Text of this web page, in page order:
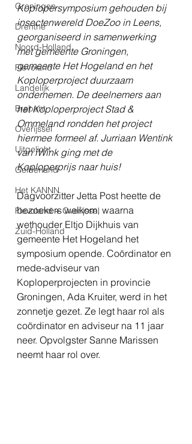
Groningen
Drenthe
Noord-Holland
Flevoland
Landelijk
Brabant
Overijssel
Uitgelicht
Gelderland
Het KANNN
Flevoland + Overijssel
Zuid-Holland
Koplopersymposium gehouden bij
insectenwereld DoeZoo in Leens,
georganiseerd in samenwerking
met gemeente Groningen,
gemeente Het Hogeland en het
Koploperproject duurzaam
ondernemen. De deelnemers aan
het Koploperproject Stad &
Ommeland rondden het project
hiermee formeel af. Jurriaan Wentink
van iWink ging met de
Koploperprijs naar huis!
Dagvoorzitter Jetta Post heette de
bezoekers welkom, waarna
wethouder Eltjo Dijkhuis van
gemeente Het Hogeland het
symposium opende. Coördinator en
mede-adviseur van
Koploperprojecten in provincie
Groningen, Ada Kruiter, werd in het
zonnetje gezet. Ze legt haar rol als
coördinator en adviseur na 11 jaar
neer. Opvolgster Sanne Marissen
neemt haar rol over.